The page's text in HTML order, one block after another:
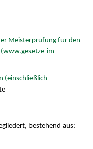
Meisterprüfung für den
im-
(einschließlich
bestehend aus: